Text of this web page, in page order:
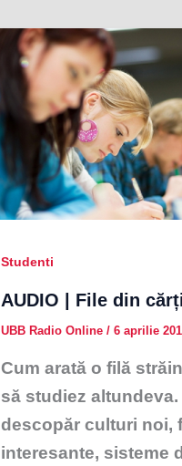
Studenti
AUDIO | File din
UBB Radio Online / 6 aprilie
Cum arată o filă
să studiez
descopăr culturi noi,
interesante, sisteme